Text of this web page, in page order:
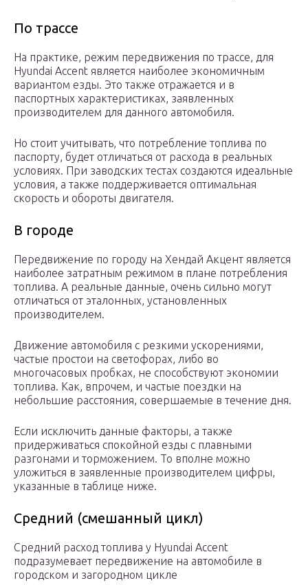
По трассе
На практике, режим передвижения по трассе, для
Hyundai Accent является наиболее экономичным
вариантом езды. Это также отражается и в
паспортных характеристиках, заявленных
производителем для данного автомобиля.
Но стоит учитывать, что потребление топлива по
паспорту, будет отличаться от расхода в реальных
условиях. При заводских тестах создаются идеальные
условия, а также поддерживается оптимальная
скорость и обороты двигателя.
В городе
Передвижение по городу на Хендай Акцент является
наиболее затратным режимом в плане потребления
топлива. А реальные данные, очень сильно могут
отличаться от эталонных, установленных
производителем.
Движение автомобиля с резкими ускорениями,
частые простои на светофорах, либо во
многочасовых пробках, не способствуют экономии
топлива. Как, впрочем, и частые поездки на
небольшие расстояния, совершаемые в течение дня.
Если исключить данные факторы, а также
придерживаться спокойной езды с плавными
разгонами и торможением. То вполне можно
уложиться в заявленные производителем цифры,
указанные в таблице ниже.
Средний (смешанный цикл)
Средний расход топлива у Hyundai Accent
подразумевает передвижение на автомобиле в
городском и загородном цикле